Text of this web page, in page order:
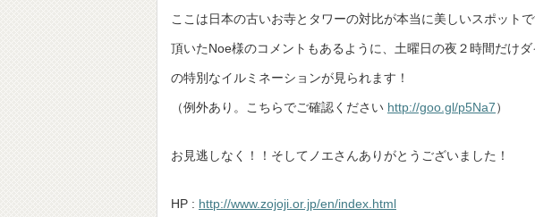
ここは日本の古いお寺とタワーの対比が本当に美しいスポットで
頂いたNoe様のコメントもあるように、土曜日の夜２時間だけ
の特別なイルミネーションが見られます！
（例外あり。こちらでご確認ください http://goo.gl/p5Na7）
お見逃しなく！！そしてノエさんありがとうございました！
HP : http://www.zojoji.or.jp/en/index.html